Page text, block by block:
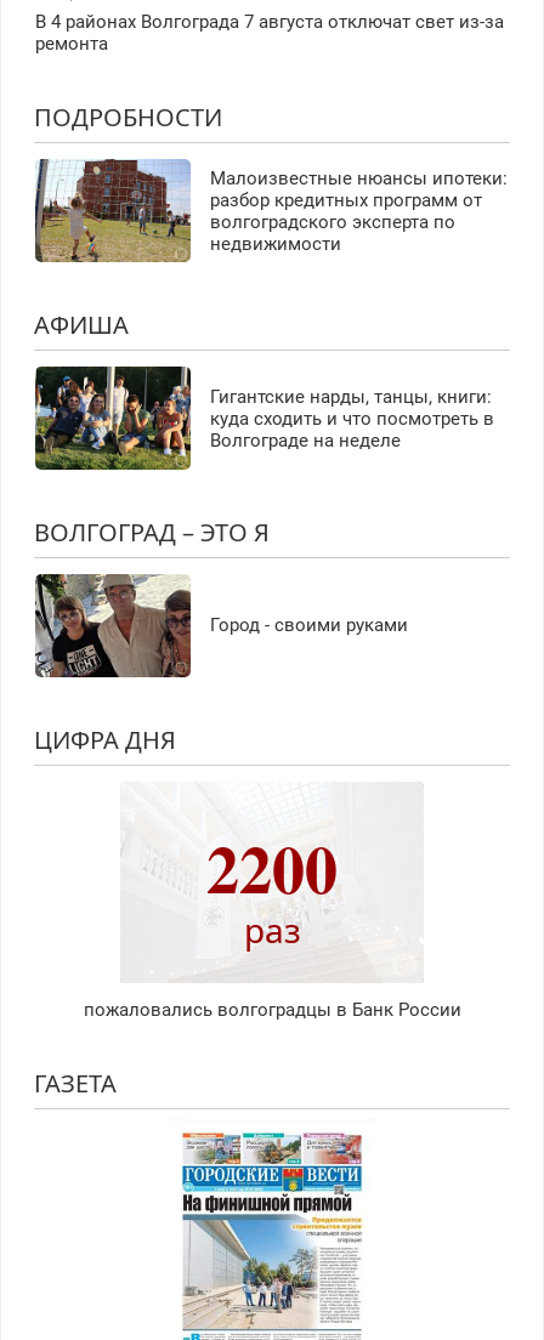
В 4 районах Волгограда 7 августа отключат свет из-за
ремонта
ПОДРОБНОСТИ
Малоизвестные нюансы ипотеки:
разбор кредитных программ от
волгоградского эксперта по
недвижимости
АФИША
Гигантские нарды, танцы, книги:
куда сходить и что посмотреть в
Волгограде на неделе
ВОЛГОГРАД – ЭТО Я
Город - своими руками
ЦИФРА ДНЯ
2200
раз
пожаловались волгоградцы в Банк России
ГАЗЕТА